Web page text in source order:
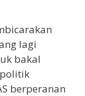
lagi
bakal
berperanan